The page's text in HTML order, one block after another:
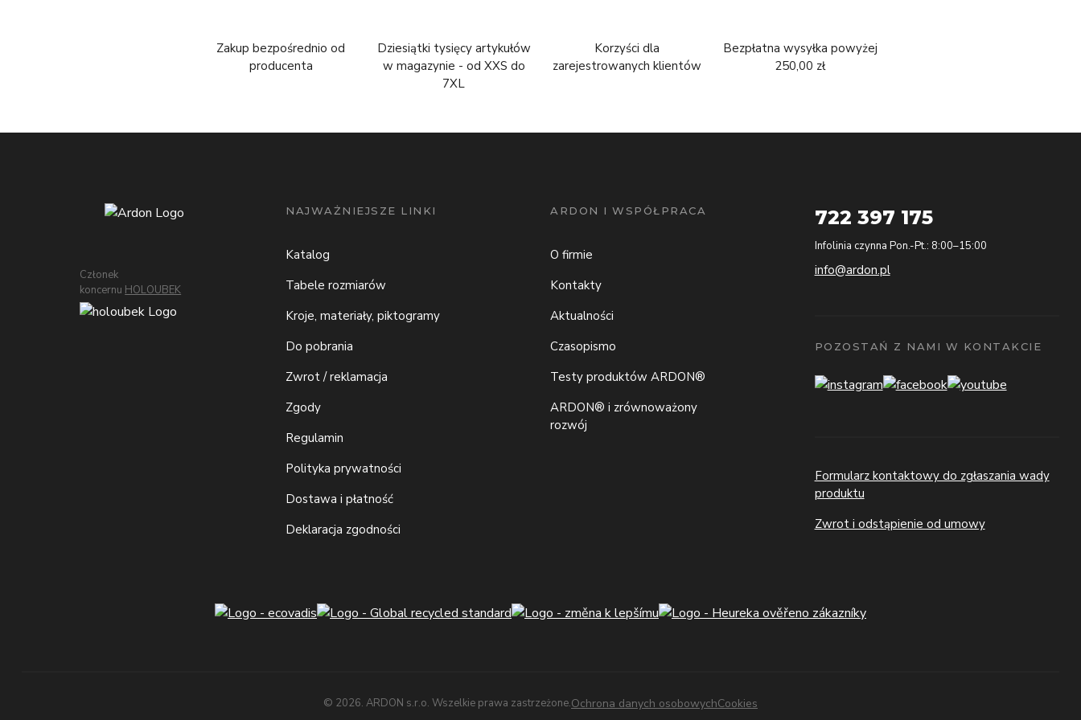
Zakup bezpośrednio od
producenta
Dziesiątki tysięcy artykułów
w magazynie - od XXS do
7XL
Korzyści dla
zarejestrowanych klientów
Bezpłatna wysyłka powyżej
250,00 zł
Członek
koncernu HOLOUBEK
NAJWAŻNIEJSZE LINKI
Katalog
Tabele rozmiarów
Kroje, materiały, piktogramy
Do pobrania
Zwrot / reklamacja
Zgody
Regulamin
Polityka prywatności
Dostawa i płatność
Deklaracja zgodności
ARDON I WSPÓŁPRACA
O firmie
Kontakty
Aktualności
Czasopismo
Testy produktów ARDON®
ARDON® i zrównoważony
rozwój
722 397 175
Infolinia czynna Pon.-Pt.: 8:00–15:00
info@ardon.pl
POZOSTAŃ Z NAMI W KONTAKCIE
Formularz kontaktowy do zgłaszania wady
produktu
Zwrot i odstąpienie od umowy
© 2026. ARDON s.r.o. Wszelkie prawa zastrzeżone.Ochrona danych osobowychCookies